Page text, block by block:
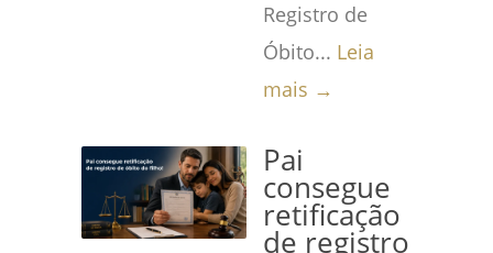
Registro de
Óbito... Leia
mais →
Pai
consegue
retificação
de registro